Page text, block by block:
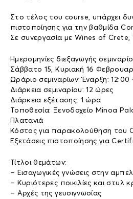
Στο τέλος του course, υπάρχει
πιστοποίησης για την βαθμίδα
Σε συνεργασία με Wines of Crete,
Ημερομηνίες διεξαγωγής
Σάββατο 15, Κυριακή 16
Ωράριο σεμιναρίων: Έναρξη: 12:00
Διάρκεια σεμιναρίου: 12 ώρες
Διάρκεια εξέτασης: 1 ώρα
Τοποθεσία: Ξενοδοχείο Minoa
Πλατανιά
Κόστος για παρακολούθηση του
Εξετάσεις πιστοποίησης για
Τίτλοι θεμάτων:
– Εισαγωγικές γνώσεις στην
– Κυριότερες ποικιλίες και στυλ
– Αρχές της γευσιγνωσίας